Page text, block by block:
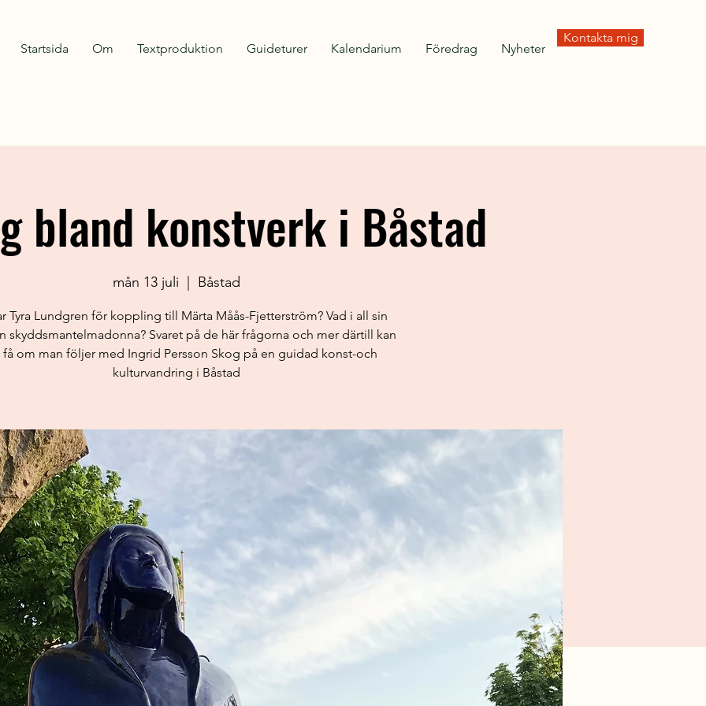
Startsida Om Textproduktion Guideturer Kalendarium Föredrag Nyheter
Kontakta mig
bland konstverk i Båstad
mån 13 juli Båstad
Tyra Lundgren för koppling till Märta Måås-Fjetterström? Vad i all sin
skyddsmantelmadonna? Svaret på de här frågorna och mer därtill kan
få om man följer med Ingrid Persson Skog på en guidad konst-och
kulturvandring i Båstad